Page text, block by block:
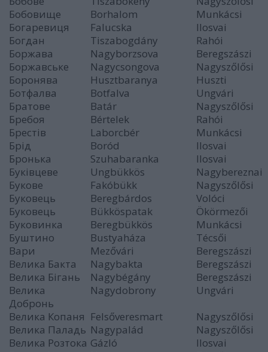
Бобовище
Borhalom
Munkácsi
Богаревиця
Falucska
Ilosvai
Богдан
Tiszabogdány
Rahói
Боржава
Nagyborzsova
Beregszászi
Боржавське
Nagycsongova
Nagyszőlősi
Боронява
Husztbaranya
Huszti
Ботфалва
Botfalva
Ungvári
Братове
Batár
Nagyszőlősi
Бребоя
Bértelek
Rahói
Брестів
Laborcbér
Munkácsi
Брід
Boród
Ilosvai
Бронька
Szuhabaranka
Ilosvai
Буківцеве
Ungbükkös
Nagybereznai
Букове
Fakóbükk
Nagyszőlősi
Буковець
Beregbárdos
Volóci
Буковець
Bükköspatak
Ökörmezői
Буковинка
Beregbükkös
Munkácsi
Буштинo
Bustyaháza
Técsői
Вари
Mezővári
Beregszászi
Велика Бакта
Nagybakta
Beregszászi
Велика Бігань
Nagybégány
Beregszászi
Велика
Добронь
Nagydobrony
Ungvári
Велика Копаня Felsőveresmart
Nagyszőlősi
Велика Паладь Nagypalád
Nagyszőlősi
Велика Розтока Gázló
Ilosvai